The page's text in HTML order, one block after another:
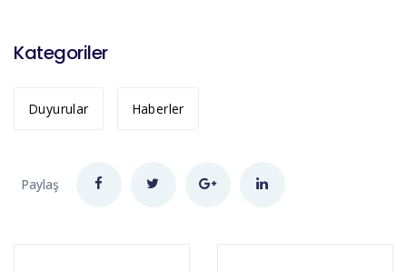
Kategoriler
Duyurular Haberler
Paylaş